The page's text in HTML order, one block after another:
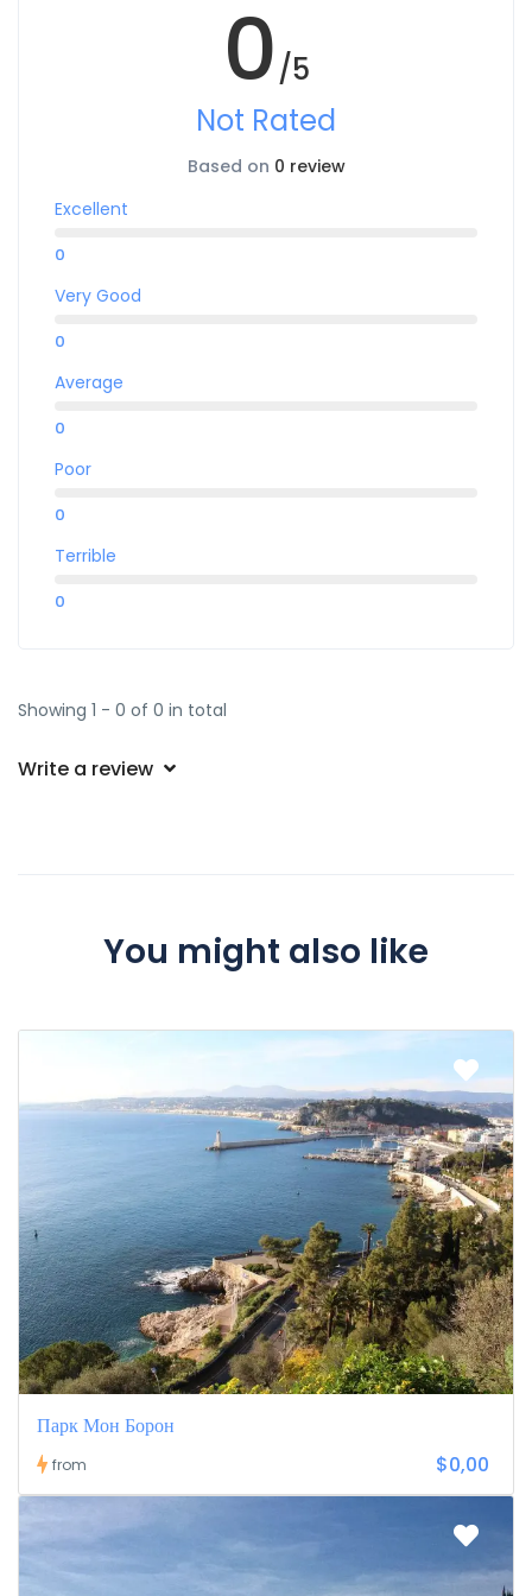
0/5
Not Rated
Based on 0 review
Excellent
0
Very Good
0
Average
0
Poor
0
Terrible
0
Showing 1 - 0 of 0 in total
Write a review
You might also like
Парк Мон Борон
from $0,00